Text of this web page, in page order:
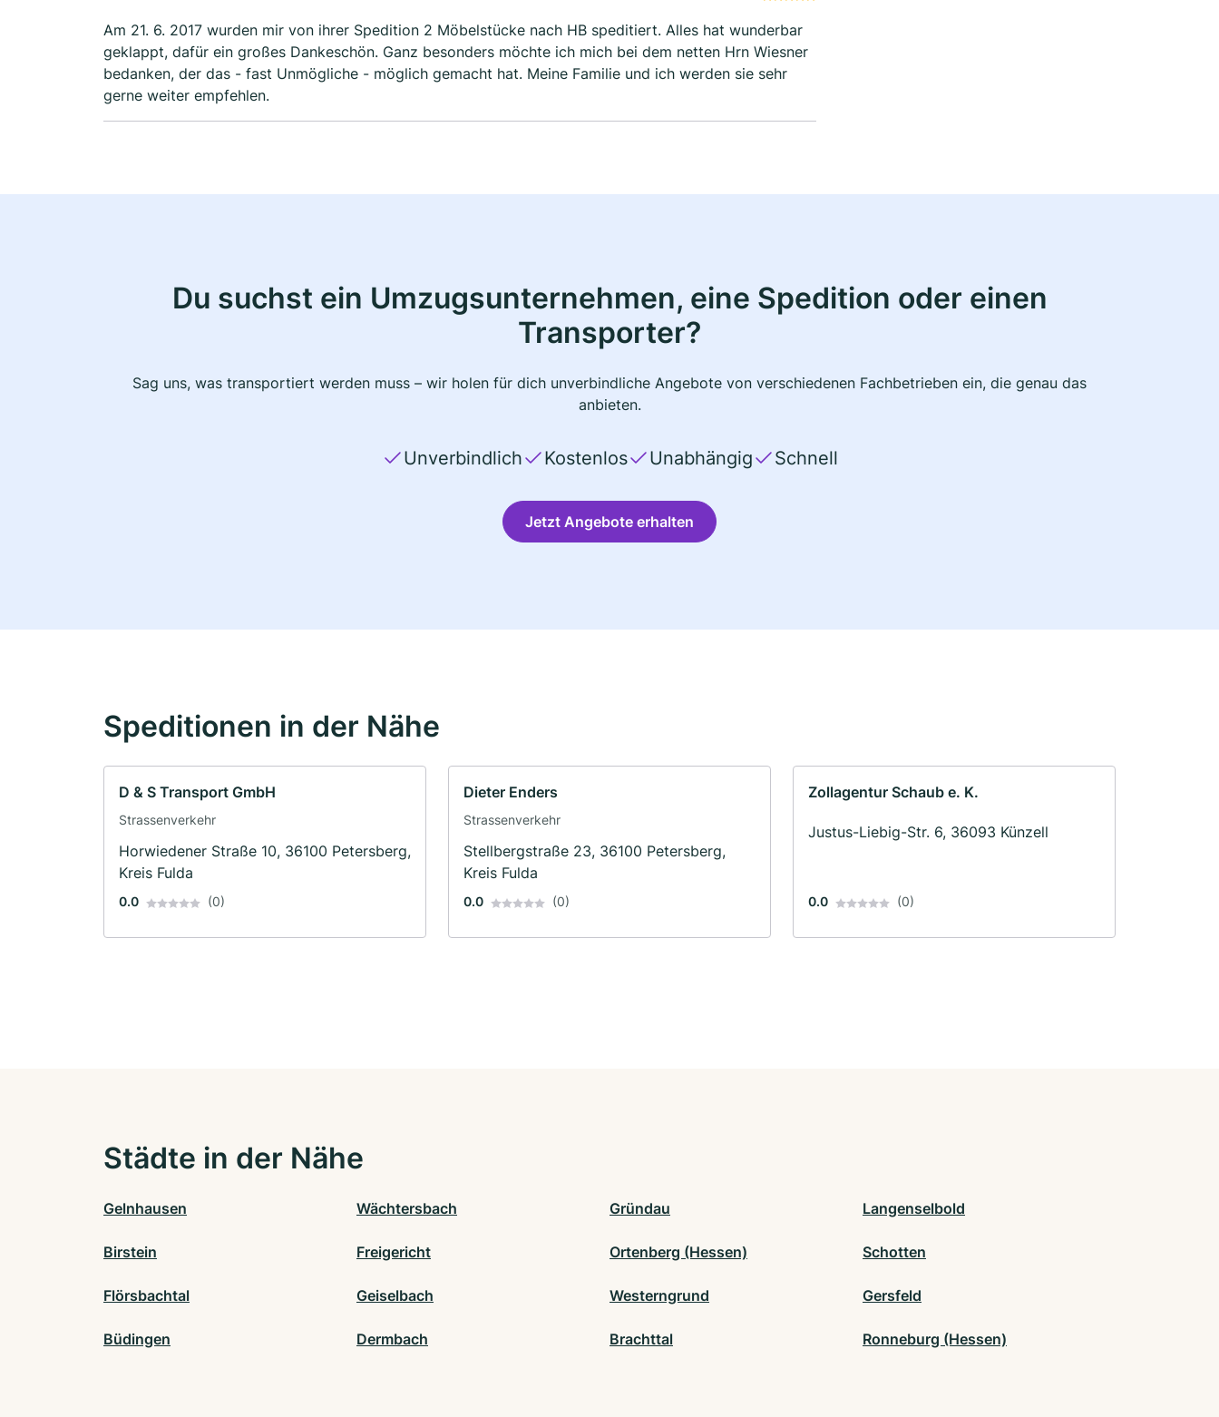
Am 21. 6. 2017 wurden mir von ihrer Spedition 2 Möbelstücke nach HB speditiert. Alles hat wunderbar
geklappt, dafür ein großes Dankeschön. Ganz besonders möchte ich mich bei dem netten Hrn Wiesner
bedanken, der das - fast Unmögliche - möglich gemacht hat. Meine Familie und ich werden sie sehr
gerne weiter empfehlen.
Du suchst ein Umzugsunternehmen, eine Spedition oder einen
Transporter?
Sag uns, was transportiert werden muss – wir holen für dich unverbindliche Angebote von verschiedenen Fachbetrieben ein, die genau das
anbieten.
Unverbindlich Kostenlos Unabhängig Schnell
Jetzt Angebote erhalten
Speditionen in der Nähe
D & S Transport GmbH
Strassenverkehr
Horwiedener Straße 10, 36100 Petersberg,
Kreis Fulda
0.0 (0)
Dieter Enders
Strassenverkehr
Stellbergstraße 23, 36100 Petersberg,
Kreis Fulda
0.0 (0)
Zollagentur Schaub e. K.
Justus-Liebig-Str. 6, 36093 Künzell
0.0 (0)
Städte in der Nähe
Gelnhausen Wächtersbach Gründau Langenselbold
Birstein Freigericht Ortenberg (Hessen) Schotten
Flörsbachtal Geiselbach Westerngrund Gersfeld
Büdingen Dermbach Brachttal Ronneburg (Hessen)